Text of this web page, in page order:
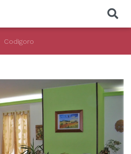
Codigoro